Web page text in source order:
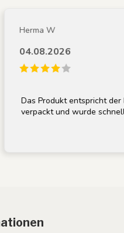
Herma W
04.08.2026
Das Produkt entspricht der
verpackt und wurde schnell